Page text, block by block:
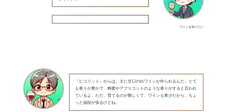
ワインを知りたい
『ピコリット』からは、主に甘口の白ワインが作られるんだ。とて
も香りが豊かで、蜂蜜やアプリコットのような香りがすると言われ
ているよ。ただ、育てるのが難しくて、ワインも希少だから、ちょ
っと値段が張るけどね。